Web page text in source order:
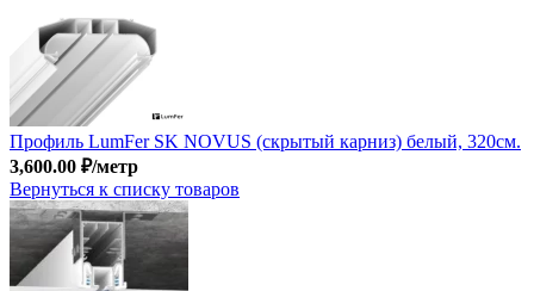
Профиль LumFer SK NOVUS (скрытый карниз) белый, 320см.
3,600.00 ₽/метр
Вернуться к списку товаров